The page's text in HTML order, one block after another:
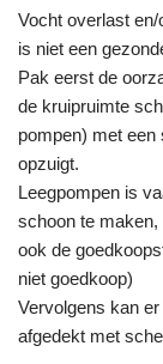
Vocht overlast
is niet een
Pak eerst de
de kruipruimte
pompen) met een
opzuigt.
Leegpompen is
schoon te
ook de
niet goedkoop)
Vervolgens kan
afgedekt met